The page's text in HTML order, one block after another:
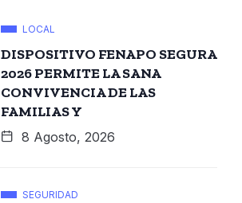
LOCAL
DISPOSITIVO FENAPO SEGURA
2026 PERMITE LA SANA
CONVIVENCIA DE LAS
FAMILIAS Y
8 Agosto, 2026
SEGURIDAD